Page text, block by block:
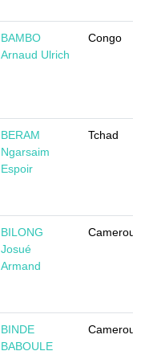
BAMBO
Arnaud Ulrich
Congo
BERAM
Ngarsaim
Espoir
Tchad
BILONG
Josué
Armand
Cameroun
BINDE
BABOULE
Cameroun